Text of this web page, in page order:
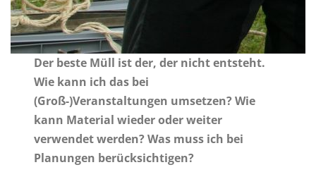
Der beste Müll ist der, der nicht entsteht.
Wie kann ich das bei
(Groß-)Veranstaltungen umsetzen? Wie
kann Material wieder oder weiter
verwendet werden? Was muss ich bei
Planungen berücksichtigen?